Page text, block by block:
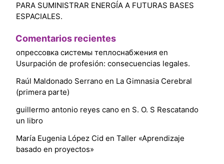
PARA SUMINISTRAR ENERGÍA A FUTURAS BASES
ESPACIALES.
Comentarios recientes
опрессовка системы теплоснабжения en
Usurpación de profesión: consecuencias legales.
Raúl Maldonado Serrano en La Gimnasia Cerebral
(primera parte)
guillermo antonio reyes cano en S. O. S Rescatando
un libro
María Eugenia López Cid en Taller «Aprendizaje
basado en proyectos»